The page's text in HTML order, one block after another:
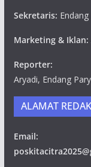
Sekretaris:
Marketing & Iklan:
Reporter:
Aryadi, Endang
ALAMAT
Email: